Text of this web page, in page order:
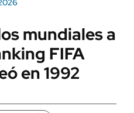
mundiales a
FIFA
en 1992